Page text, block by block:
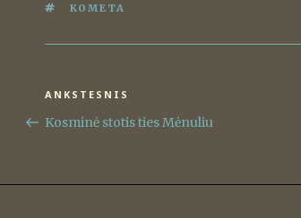
ŽYMOS
KOMETA
Navigacija
tarp
Ankstesnis
įrašas
ANKSTESNIS
Kosminė stotis ties Mėnuliu